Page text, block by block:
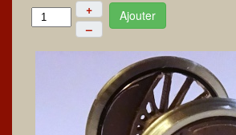
+
–
Ajouter